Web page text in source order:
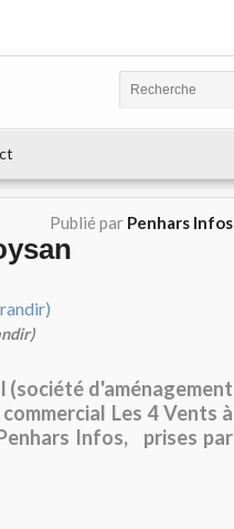
Publié par Penhars Infos
(société d'aménagement
Les 4 Vents à
Infos, prises par